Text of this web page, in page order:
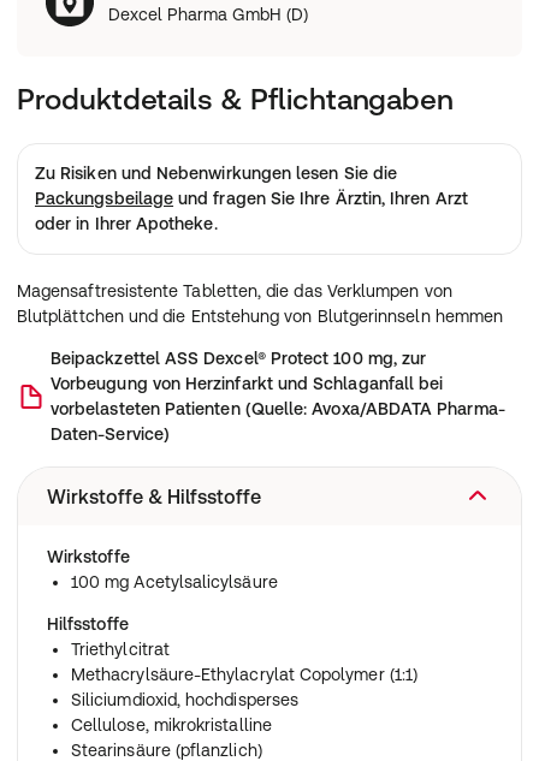
Dexcel Pharma GmbH (D)
Produktdetails & Pflichtangaben
Zu Risiken und Nebenwirkungen lesen Sie die
Packungsbeilage und fragen Sie Ihre Ärztin, Ihren Arzt
oder in Ihrer Apotheke.
Magensaftresistente Tabletten, die das Verklumpen von
Blutplättchen und die Entstehung von Blutgerinnseln hemmen
Beipackzettel ASS Dexcel® Protect 100 mg, zur
Vorbeugung von Herzinfarkt und Schlaganfall bei
vorbelasteten Patienten(Quelle: Avoxa/ABDATA Pharma-
Daten-Service)
Wirkstoffe & Hilfsstoffe
Wirkstoffe
100 mg Acetylsalicylsäure
Hilfsstoffe
Triethylcitrat
Methacrylsäure-Ethylacrylat Copolymer (1:1)
Siliciumdioxid, hochdisperses
Cellulose, mikrokristalline
Stearinsäure (pflanzlich)